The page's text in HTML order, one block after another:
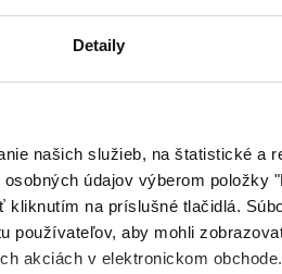
Detaily
našich služieb, na štatistické a
údajov výberom položky
na príslušné tlačidlá.
používateľov, aby mohli
akciách v elektronickom